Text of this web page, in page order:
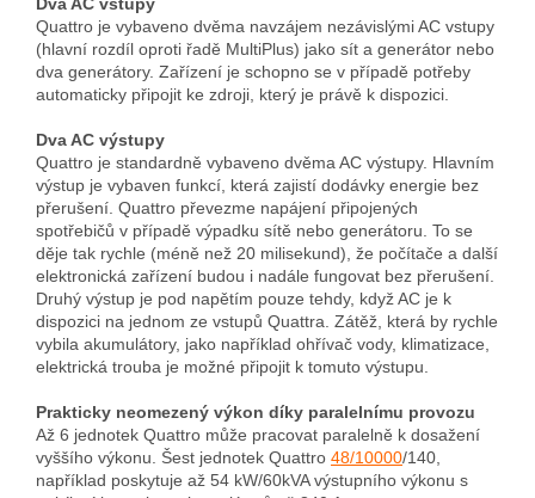
Dva AC vstupy
Quattro je vybaveno dvěma navzájem nezávislými AC vstupy
(hlavní rozdíl oproti řadě MultiPlus) jako sít a generátor nebo
dva generátory. Zařízení je schopno se v případě potřeby
automaticky připojit ke zdroji, který je právě k dispozici.
Dva AC výstupy
Quattro je standardně vybaveno dvěma AC výstupy. Hlavním
výstup je vybaven funkcí, která zajistí dodávky energie bez
přerušení. Quattro převezme napájení připojených
spotřebičů v případě výpadku sítě nebo generátoru. To se
děje tak rychle (méně než 20 milisekund), že počítače a další
elektronická zařízení budou i nadále fungovat bez přerušení.
Druhý výstup je pod napětím pouze tehdy, když AC je k
dispozici na jednom ze vstupů Quattra. Zátěž, která by rychle
vybila akumulátory, jako například ohřívač vody, klimatizace,
elektrická trouba je možné připojit k tomuto výstupu.
Prakticky neomezený výkon díky paralelnímu provozu
Až 6 jednotek Quattro může pracovat paralelně k dosažení
vyššího výkonu. Šest jednotek Quattro 48/10000/140,
například poskytuje až 54 kW/60kVA výstupního výkonu s